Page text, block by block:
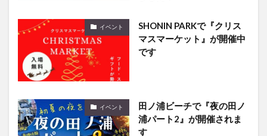
イベント
SHONIN PARKで『クリス
マスマーケット』が開催中
です
イベント
田ノ浦ビーチで『夜の田ノ
浦パート2』が開催されま
す